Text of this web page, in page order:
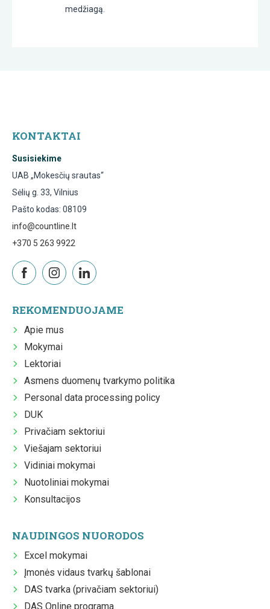
medžiagą.
KONTAKTAI
Susisiekime
UAB „Mokesčių srautas“
Sėlių g. 33, Vilnius
Pašto kodas: 08109
info@countline.lt
+370 5 263 9922
REKOMENDUOJAME
Apie mus
Mokymai
Lektoriai
Asmens duomenų tvarkymo politika
Personal data processing policy
DUK
Privačiam sektoriui
Viešajam sektoriui
Vidiniai mokymai
Nuotoliniai mokymai
Konsultacijos
NAUDINGOS NUORODOS
Excel mokymai
Įmonės vidaus tvarkų šablonai
DAS tvarka (privačiam sektoriui)
DAS Online programa